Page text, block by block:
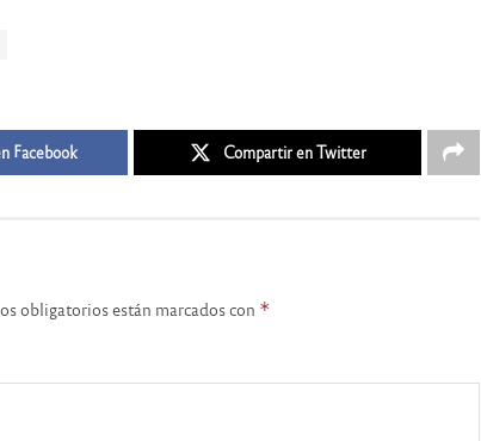
Facebook Compartir en Twitter
obligatorios están marcados con *